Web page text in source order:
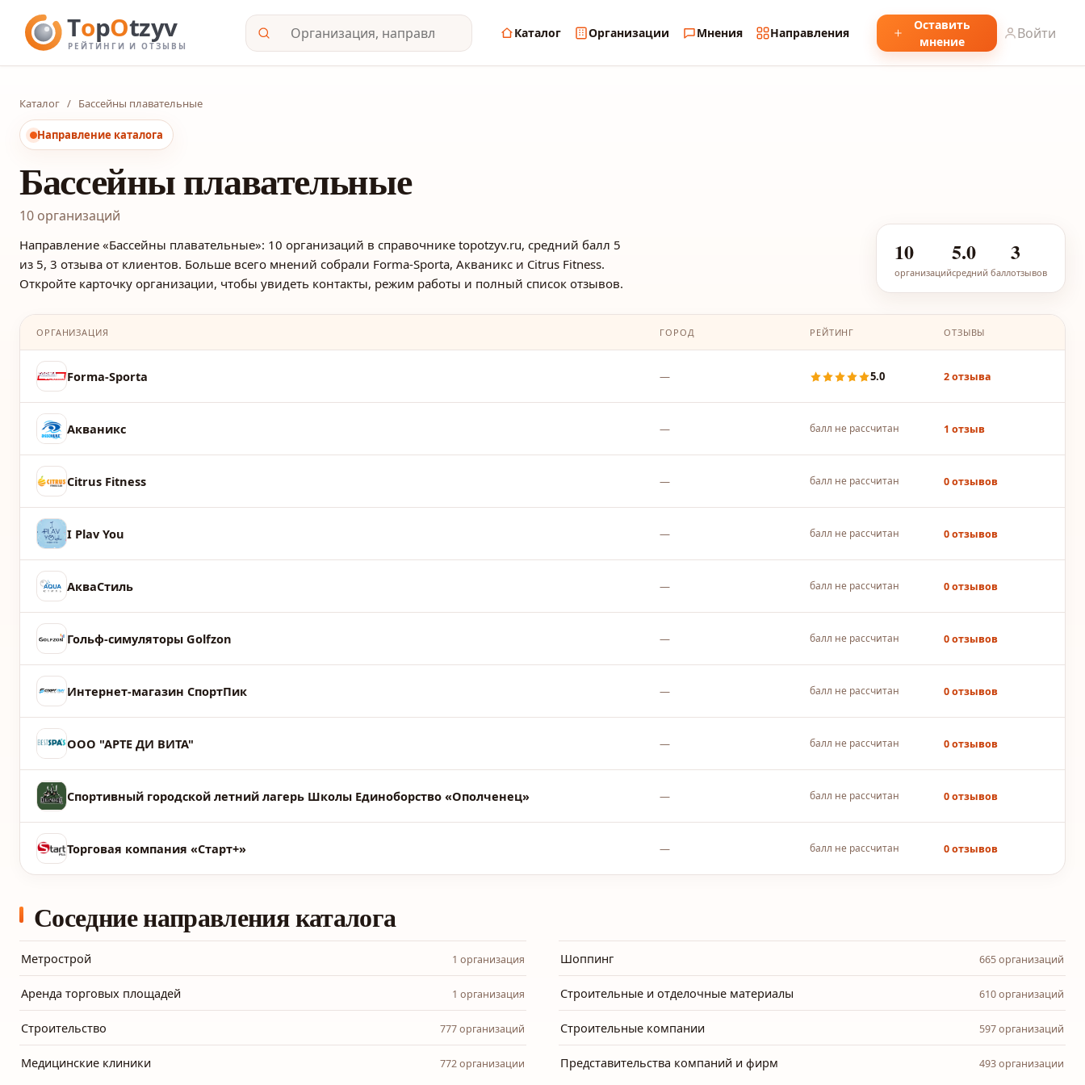
Каталог Организации Мнения Направления
Оставить
мнение
Войти
Каталог / Бассейны плавательные
Направление каталога
Бассейны плавательные
10 организаций
Направление «Бассейны плавательные»: 10 организаций в справочнике topotzyv.ru, средний балл 5
из 5, 3 отзыва от клиентов. Больше всего мнений собрали Forma-Sporta, Акваникс и Citrus Fitness.
Откройте карточку организации, чтобы увидеть контакты, режим работы и полный список отзывов.
организаций
10
средний балл
5.0
отзывов
3
ОРГАНИЗАЦИЯ ГОРОД РЕЙТИНГ ОТЗЫВЫ
Forma-Sporta — 5.0 2 отзыва
Акваникс — балл не рассчитан 1 отзыв
Citrus Fitness — балл не рассчитан 0 отзывов
I Plav You — балл не рассчитан 0 отзывов
АкваСтиль — балл не рассчитан 0 отзывов
Гольф-симуляторы Golfzon — балл не рассчитан 0 отзывов
Интернет-магазин СпортПик — балл не рассчитан 0 отзывов
ООО "АРТЕ ДИ ВИТА" — балл не рассчитан 0 отзывов
Спортивный городской летний лагерь Школы Единоборство «Ополченец» — балл не рассчитан 0 отзывов
Торговая компания «Старт+» — балл не рассчитан 0 отзывов
Соседние направления каталога
Метрострой 1 организация
Аренда торговых площадей 1 организация
Строительство 777 организаций
Медицинские клиники 772 организации
Шоппинг 665 организаций
Строительные и отделочные материалы 610 организаций
Строительные компании 597 организаций
Представительства компаний и фирм 493 организации